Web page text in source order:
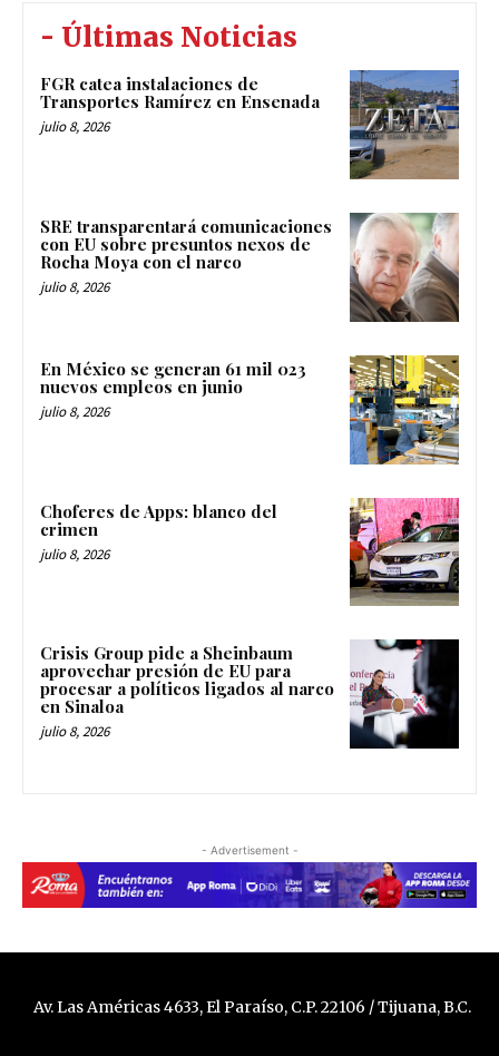
- Últimas Noticias
FGR catea instalaciones de
Transportes Ramírez en Ensenada
julio 8, 2026
SRE transparentará comunicaciones
con EU sobre presuntos nexos de
Rocha Moya con el narco
julio 8, 2026
En México se generan 61 mil 023
nuevos empleos en junio
julio 8, 2026
Choferes de Apps: blanco del
crimen
julio 8, 2026
Crisis Group pide a Sheinbaum
aprovechar presión de EU para
procesar a políticos ligados al narco
en Sinaloa
julio 8, 2026
- Advertisement -
Av. Las Américas 4633, El Paraíso, C.P. 22106 / Tijuana, B.C.